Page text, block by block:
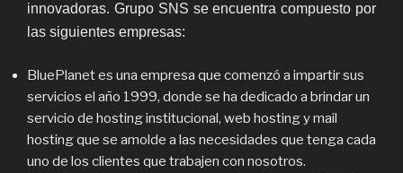
innovadoras. Grupo SNS se encuentra compuesto por
las siguientes empresas:
BluePlanet es una empresa que comenzó a impartir sus
servicios el año 1999, donde se ha dedicado a brindar un
servicio de hosting institucional, web hosting y mail
hosting que se amolde a las necesidades que tenga cada
uno de los clientes que trabajen con nosotros.